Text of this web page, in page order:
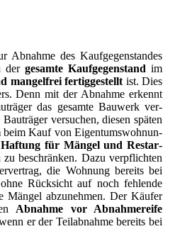
Abnah­me des Kauf­ge­gen­stan­des
der gesam­te Kauf­ge­gen­stand im
man­gel­frei fer­tig­ge­stellt ist. Dies
Denn mit der Abnah­me erkennt
das gesam­te Bau­werk ver­
ver­su­chen, die­sen spä­ten
beim Kauf von Eigen­tums­woh­nun­
Haf­tung für Män­gel und Rest­ar­
beschrän­ken. Dazu ver­pflich­ten
die Woh­nung bereits bei
Rück­sicht auf noch feh­len­de
Män­gel abzu­neh­men. Der Käu­fer
Abnah­me vor Abnah­me­r­ei­fe
er der Teil­ab­nah­me bereits bei